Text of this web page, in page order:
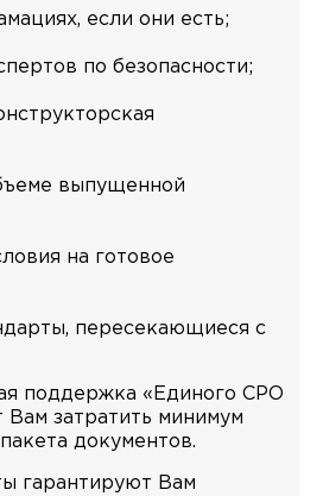
если они есть;
по безопасности;
выпущенной
на готовое
пересекающиеся с
поддержка «Единого СРО
затратить минимум
документов.
гарантируют Вам